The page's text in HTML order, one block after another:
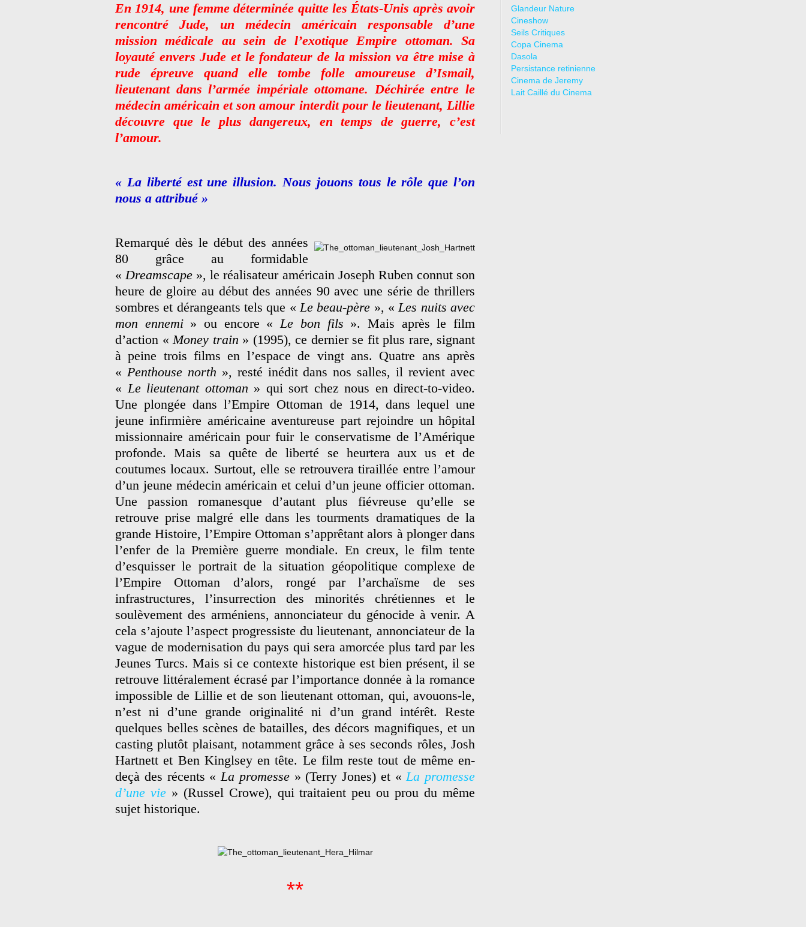
En 1914, une femme déterminée quitte les États-Unis après avoir
rencontré Jude, un médecin américain responsable d’une
mission médicale au sein de l’exotique Empire ottoman. Sa
loyauté envers Jude et le fondateur de la mission va être mise à
rude épreuve quand elle tombe folle amoureuse d’Ismail,
lieutenant dans l’armée impériale ottomane. Déchirée entre le
médecin américain et son amour interdit pour le lieutenant, Lillie
découvre que le plus dangereux, en temps de guerre, c’est
l’amour.
« La liberté est une illusion. Nous jouons tous le rôle que l’on
nous a attribué »
Remarqué dès le début des années
80 grâce au formidable
« Dreamscape », le réalisateur américain Joseph Ruben connut son
heure de gloire au début des années 90 avec une série de thrillers
sombres et dérangeants tels que « Le beau-père », « Les nuits avec
mon ennemi» ou encore « Le bon fils ». Mais après le film
d’action « Money train » (1995), ce dernier se fit plus rare, signant
à peine trois films en l’espace de vingt ans. Quatre ans après
« Penthouse north », resté inédit dans nos salles, il revient avec
« Le lieutenant ottoman » qui sort chez nous en direct-to-video.
Une plongée dans l’Empire Ottoman de 1914, dans lequel une
jeune infirmière américaine aventureuse part rejoindre un hôpital
missionnaire américain pour fuir le conservatisme de l’Amérique
profonde. Mais sa quête de liberté se heurtera aux us et de
coutumes locaux. Surtout, elle se retrouvera tiraillée entre l’amour
d’un jeune médecin américain et celui d’un jeune officier ottoman.
Une passion romanesque d’autant plus fiévreuse qu’elle se
retrouve prise malgré elle dans les tourments dramatiques de la
grande Histoire, l’Empire Ottoman s’apprêtant alors à plonger dans
l’enfer de la Première guerre mondiale. En creux, le film tente
d’esquisser le portrait de la situation géopolitique complexe de
l’Empire Ottoman d’alors, rongé par l’archaïsme de ses
infrastructures, l’insurrection des minorités chrétiennes et le
soulèvement des arméniens, annonciateur du génocide à venir. A
cela s’ajoute l’aspect progressiste du lieutenant, annonciateur de la
vague de modernisation du pays qui sera amorcée plus tard par les
Jeunes Turcs. Mais si ce contexte historique est bien présent, il se
retrouve littéralement écrasé par l’importance donnée à la romance
impossible de Lillie et de son lieutenant ottoman, qui, avouons-le,
n’est ni d’une grande originalité ni d’un grand intérêt. Reste
quelques belles scènes de batailles, des décors magnifiques, et un
casting plutôt plaisant, notamment grâce à ses seconds rôles, Josh
Hartnett et Ben Kinglsey en tête. Le film reste tout de même en-
deçà des récents « La promesse» (Terry Jones) et « La promesse
d’une vie» (Russel Crowe), qui traitaient peu ou prou du même
sujet historique.
**
Glandeur Nature
Cineshow
Seils Critiques
Copa Cinema
Dasola
Persistance retinienne
Cinema de Jeremy
Lait Caillé du Cinema